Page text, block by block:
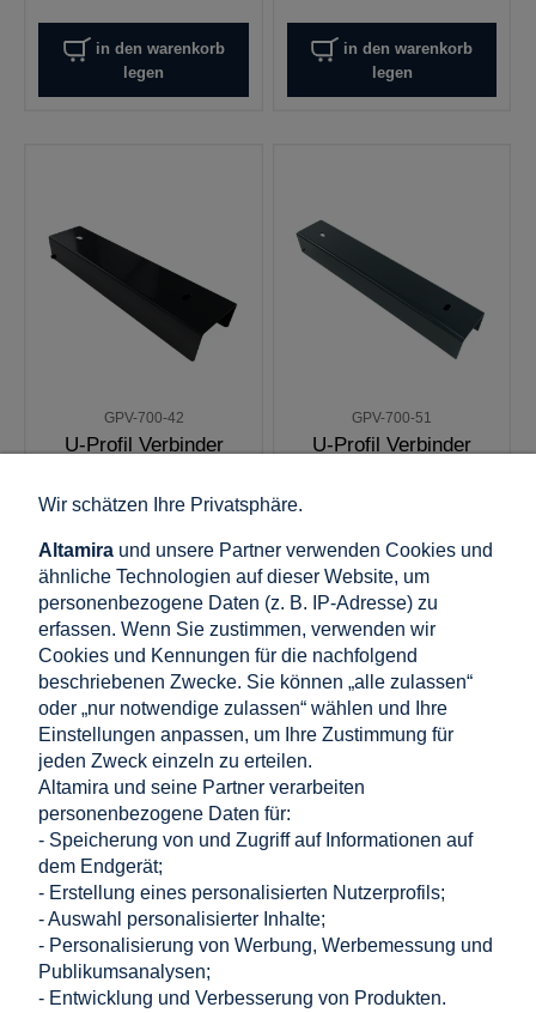
in den warenkorb
legen
in den warenkorb
legen
GPV-700-42
U-Profil Verbinder
1,25 €
inkl. 19% MwSt., zzgl.
Versandkosten
Nettopreis:1,05 €
in den warenkorb
legen
GPV-700-51
U-Profil Verbinder
1,49 €
inkl. 19% MwSt., zzgl.
Versandkosten
Nettopreis:
in den warenkorb
legen
«
Einkaufen
Hilfe
Wir schätzen Ihre Privatsphäre.
Altamira und unsere Partner verwenden Cookies und
ähnliche Technologien auf dieser Website, um
personenbezogene Daten (z. B. IP-Adresse) zu
erfassen. Wenn Sie zustimmen, verwenden wir
Cookies und Kennungen für die nachfolgend
beschriebenen Zwecke. Sie können „alle zulassen“
oder „nur notwendige zulassen“ wählen und Ihre
Einstellungen anpassen, um Ihre Zustimmung für
jeden Zweck einzeln zu erteilen.
Altamira und seine Partner verarbeiten
personenbezogene Daten für:
- Speicherung von und Zugriff auf Informationen auf
dem Endgerät;
- Erstellung eines personalisierten Nutzerprofils;
- Auswahl personalisierter Inhalte;
- Personalisierung von Werbung, Werbemessung und
Publikumsanalysen;
- Entwicklung und Verbesserung von Produkten.